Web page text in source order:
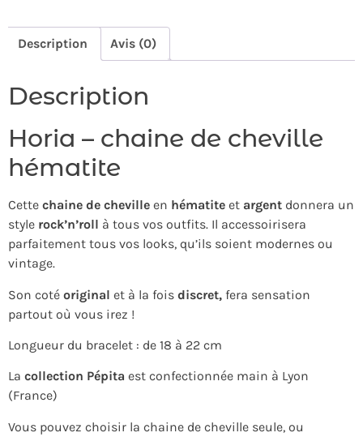
Description Avis (0)
Description
Horia – chaine de cheville
hématite
Cette chaine de cheville en hématite et argent donnera un
style rock’n’roll à tous vos outfits. Il accessoirisera
parfaitement tous vos looks, qu’ils soient modernes ou
vintage.
Son coté original et à la fois discret, fera sensation
partout où vous irez !
Longueur du bracelet : de 18 à 22 cm
La collection Pépita est confectionnée main à Lyon
(France)
Vous pouvez choisir la chaine de cheville seule, ou